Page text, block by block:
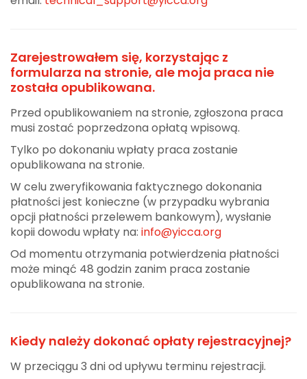
Zarejestrowałem się, korzystając z
formularza na stronie, ale moja praca nie
została opublikowana.
Przed opublikowaniem na stronie, zgłoszona praca
musi zostać poprzedzona opłatą wpisową.
Tylko po dokonaniu wpłaty praca zostanie
opublikowana na stronie.
W celu zweryfikowania faktycznego dokonania
płatności jest konieczne (w przypadku wybrania
opcji płatności przelewem bankowym), wysłanie
kopii dowodu wpłaty na: info@yicca.org
Od momentu otrzymania potwierdzenia płatności
może minąć 48 godzin zanim praca zostanie
opublikowana na stronie.
Kiedy należy dokonać opłaty rejestracyjnej?
W przeciągu 3 dni od upływu terminu rejestracji.